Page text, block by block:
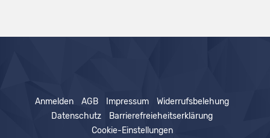
Anmelden AGB Impressum
Widerrufsbelehung
Datenschutz
Barrierefreieheitserklärung
Cookie-Einstellungen